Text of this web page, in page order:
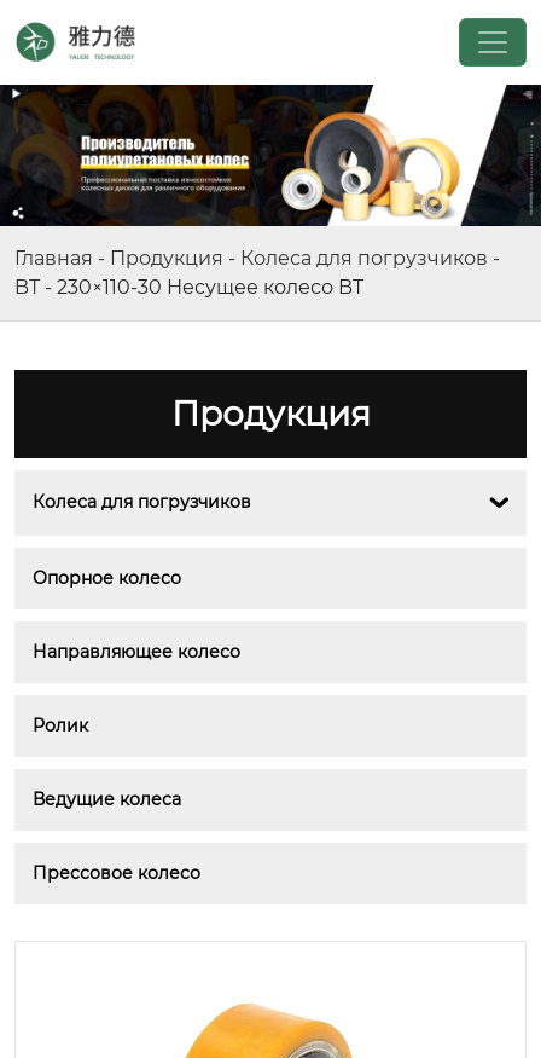
Главная - Продукция - Колеса для погрузчиков -
BT- 230×110-30 Несущее колесо BT
Продукция
Колеса для погрузчиков 
Опорное колесо
Направляющее колесо
Ролик
Ведущие колеса
Прессовое колесо